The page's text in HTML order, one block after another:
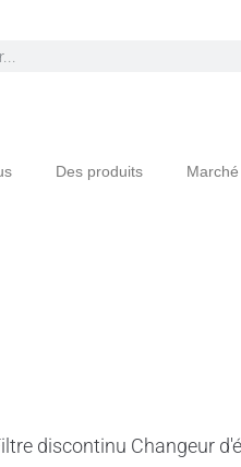
Des produits
discontinu Changeur